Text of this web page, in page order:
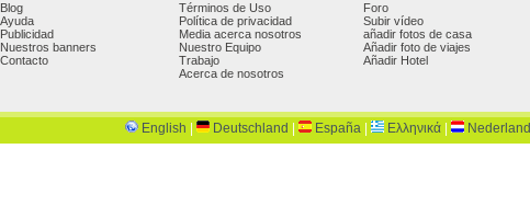
Blog
Ayuda
Publicidad
Nuestros banners
Contacto
Términos de Uso
Política de privacidad
Media acerca nosotros
Nuestro Equipo
Trabajo
Acerca de nosotros
Foro
Subir vídeo
añadir fotos de casa
Añadir foto de viajes
Añadir Hotel
English Deutschland España Ελληνικά Nederland